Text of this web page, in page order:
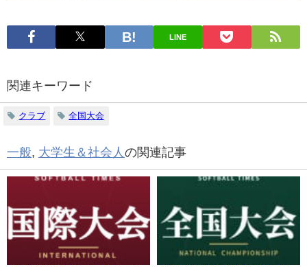
LINE
関連キーワード
クラブ 全国大会
一般, 大学生＆社会人 の関連記事